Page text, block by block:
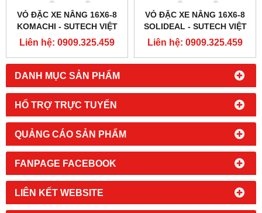
DANH MỤC SẢN PHẨM
HỔ TRỢ TRỰC TUYẾN
QUẢNG CÁO SẢN PHẨM
FANPAGE FACEBOOK
LIÊN KẾT WEBSITE
VỎ ĐẶC XE NÂNG 16X6-8
KOMACHI - SUTECH VIỆT
NAM
Liên hệ: 0909.325.459
VỎ ĐẶC XE NÂNG 16X6-8
SOLIDEAL - SUTECH VIỆT
NAM
Liên hệ: 0909.325.459